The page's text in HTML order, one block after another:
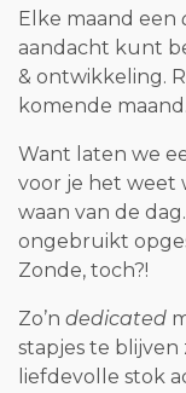
Elke maand een
aandacht kunt
& ontwikkeling.
komende maand.
Want laten we
voor je het weet
waan van de
ongebruikt
Zonde, toch?!
Zo’n dedicated
stapjes te
liefdevolle stok